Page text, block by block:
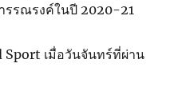
รรณรงค์ในปี 2020-21
Sport เมื่อวันจันทร์ที่ผ่าน